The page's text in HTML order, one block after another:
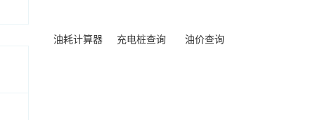
油耗计算器 充电桩查询 油价查询